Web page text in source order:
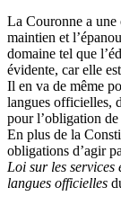
La Couronne a
maintien et
domaine tel que
évidente, car elle
Il en va de même
langues officielles,
pour l’obligation
En plus de la
obligations d’agir
Loi sur les services
langues officielles